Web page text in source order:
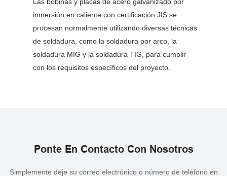
inmersión en caliente con certificación JIS se
procesan normalmente utilizando diversas técnicas
de soldadura, como la soldadura por arco, la
soldadura MIG y la soldadura TIG, para cumplir
con los requisitos específicos del proyecto.
Ponte En Contacto Con Nosotros
Simplemente deje su correo electrónico o número de teléfono en